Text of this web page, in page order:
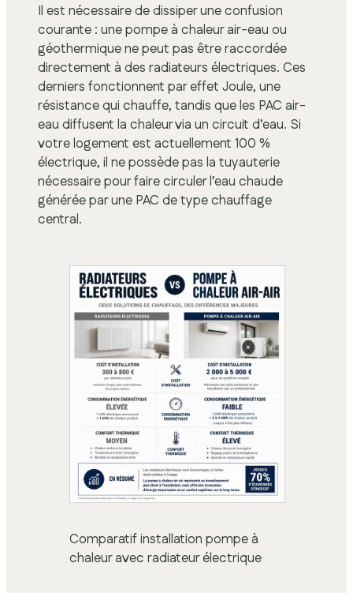
Il est nécessaire de dissiper une confusion
courante : une pompe à chaleur air-eau ou
géothermique ne peut pas être raccordée
directement à des radiateurs électriques. Ces
derniers fonctionnent par effet Joule, une
résistance qui chauffe, tandis que les PAC air-
eau diffusent la chaleur via un circuit d’eau. Si
votre logement est actuellement 100 %
électrique, il ne possède pas la tuyauterie
nécessaire pour faire circuler l’eau chaude
générée par une PAC de type chauffage
central.
Comparatif installation pompe à
chaleur avec radiateur électrique